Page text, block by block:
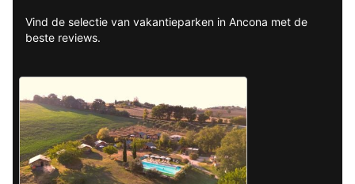
Vind de selectie van vakantieparken in Ancona met de
beste reviews.